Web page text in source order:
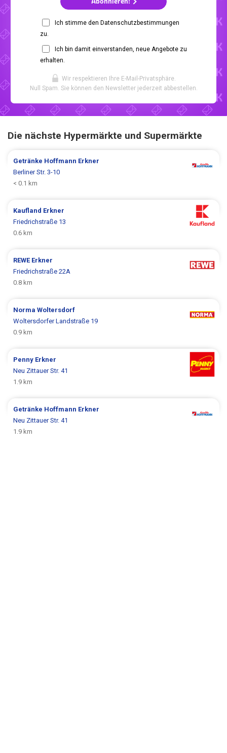
Ich stimme den Datenschutzbestimmungen
zu.
Ich bin damit einverstanden, neue Angebote zu
erhalten.
Wir respektieren Ihre E-Mail-Privatsphäre.
Null Spam. Sie können den Newsletter jederzeit abbestellen.
Die nächste Hypermärkte und Supermärkte
Getränke Hoffmann Erkner
Berliner Str. 3-10
< 0.1 km
Kaufland Erkner
Friedrichstraße 13
0.6 km
REWE Erkner
Friedrichstraße 22A
0.8 km
NormaWoltersdorf
Woltersdorfer Landstraße 19
0.9 km
Penny Erkner
Neu Zittauer Str. 41
1.9 km
Getränke Hoffmann Erkner
Neu Zittauer Str. 41
1.9 km